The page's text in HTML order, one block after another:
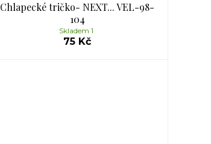
Chlapecké tričko- NEXT... VEL-98-
104
75 Kč
Skladem 1